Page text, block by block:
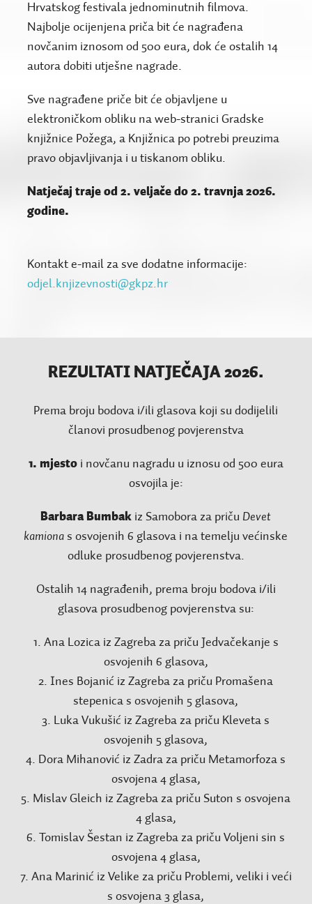
Hrvatskog festivala jednominutnih filmova.
Najbolje ocijenjena priča bit će nagrađena
novčanim iznosom od 500 eura, dok će ostalih 14
autora dobiti utješne nagrade.
Sve nagrađene priče bit će objavljene u
elektroničkom obliku na web-stranici Gradske
knjižnice Požega, a Knjižnica po potrebi preuzima
pravo objavljivanja i u tiskanom obliku.
Natječaj traje od 2. veljače do 2. travnja 2026.
godine.
Kontakt e-mail za sve dodatne informacije:
odjel.knjizevnosti@gkpz.hr
REZULTATI NATJEČAJA 2026.
Prema broju bodova i/ili glasova koji su dodijelili
članovi prosudbenog povjerenstva
1. mjestoi novčanu nagradu u iznosu od 500 eura
osvojila je:
Barbara Bumbak iz Samobora za priču Devet
kamiona s osvojenih 6 glasova i na temelju većinske
odluke prosudbenog povjerenstva.
Ostalih 14 nagrađenih, prema broju bodova i/ili
glasova prosudbenog povjerenstva su:
1. Ana Lozica iz Zagreba za priču Jedvačekanje s
osvojenih 6 glasova,
2. Ines Bojanić iz Zagreba za priču Promašena
stepenica s osvojenih 5 glasova,
3. Luka Vukušić iz Zagreba za priču Kleveta s
osvojenih 5 glasova,
4. Dora Mihanović iz Zadra za priču Metamorfoza s
osvojena 4 glasa,
5. Mislav Gleich iz Zagreba za priču Suton s osvojena
4 glasa,
6. Tomislav Šestan iz Zagreba za priču Voljeni sin s
osvojena 4 glasa,
7. Ana Marinić iz Velike za priču Problemi, veliki i veći
s osvojena 3 glasa,